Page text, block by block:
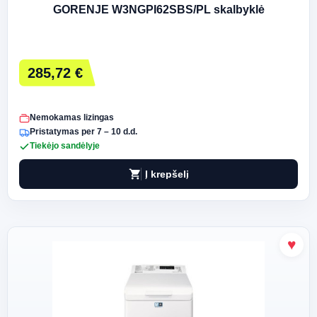
GORENJE W3NGPI62SBS/PL skalbyklė
285,72 €
Nemokamas lizingas
Pristatymas per 7 – 10 d.d.
Tiekėjo sandėlyje
shopping_cart Į krepšelį